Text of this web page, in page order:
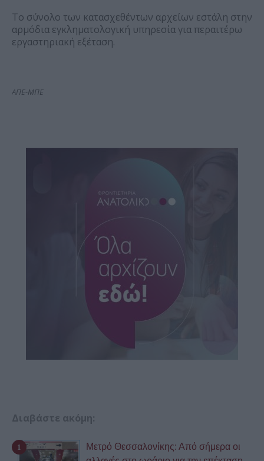
Το σύνολο των κατασχεθέντων αρχείων εστάλη στην
αρμόδια εγκληματολογική υπηρεσία για περαιτέρω
εργαστηριακή εξέταση.
ΑΠΕ-ΜΠΕ
Διαβάστε ακόμη:
Μετρό Θεσσαλονίκης: Από σήμερα οι